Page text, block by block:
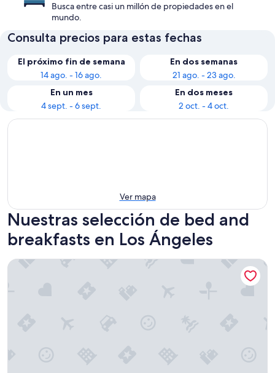
Busca entre casi un millón de propiedades en el
mundo.
Consulta precios para estas fechas
El próximo fin de semana
14 ago. - 16 ago.
En dos semanas
21 ago. - 23 ago.
En un mes
4 sept. - 6 sept.
En dos meses
2 oct. - 4 oct.
Ver mapa
Nuestras selección de bed and
breakfasts en Los Ángeles
Inn at Playa del Rey